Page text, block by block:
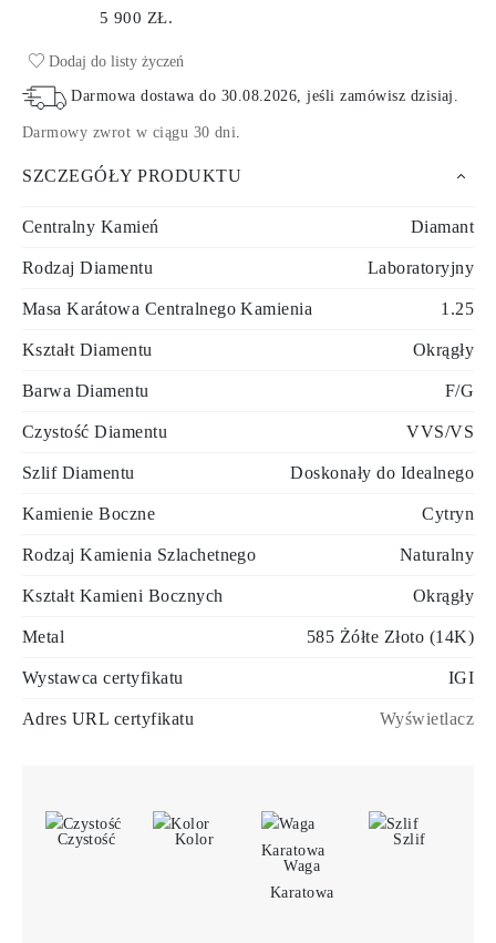
5 900 ZŁ.
Dodaj do listy życzeń
Darmowa dostawa do 30.08.2026 , jeśli zamówisz dzisiaj
Darmowy zwrot w ciągu 30 dni
SZCZEGÓŁY PRODUKTU
Centralny Kamień Diamant
Rodzaj Diamentu Laboratoryjny
Masa Karátowa Centralnego Kamienia 1.25
Kształt Diamentu Okrągły
Barwa Diamentu F/G
Czystość Diamentu VVS/VS
Szlif Diamentu Doskonały do Idealnego
Kamienie Boczne Cytryn
Rodzaj Kamienia Szlachetnego Naturalny
Kształt Kamieni Bocznych Okrągły
Metal 585 Żółte Złoto (14K)
Wystawca certyfikatu IGI
Adres URL certyfikatu Wyświetlacz
Czystość
Kolor
Waga
Karatowa
Szlif